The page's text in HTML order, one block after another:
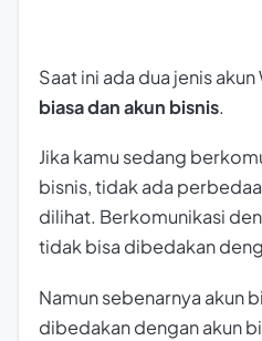
Saat ini ada dua jenis
biasa dan akun bisnis.
Jika kamu sedang
bisnis, tidak ada
dilihat. Berkomunikasi
tidak bisa dibedakan
Namun sebenarnya akun
dibedakan dengan akun